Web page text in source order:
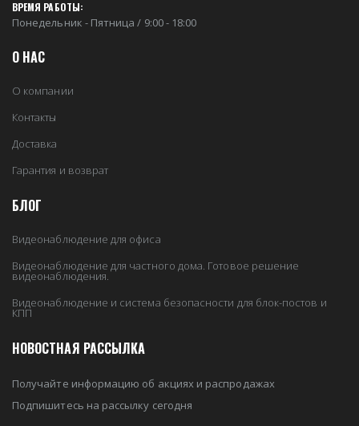
ВРЕМЯ РАБОТЫ:
Понедельник - Пятница / 9:00 - 18:00
О НАС
О компании
Контакты
Доставка
Гарантия и возврат
БЛОГ
Видеонаблюдение для офиса
Видеонаблюдение для частного дома. Готовое решение
видеонаблюдения.
Видеонаблюдение и система безопасности для блок-постов и
КПП
НОВОСТНАЯ РАССЫЛКА
Получайте информацию об акциях и распродажах
Подпишитесь на рассылку сегодня